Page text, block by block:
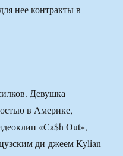
нее контракты в
Девушка
в Америке,
«Ca$h Out»,
ди-джеем Kylian